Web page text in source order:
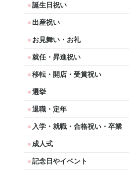
誕生日祝い
出産祝い
お見舞い・お礼
就任・昇進祝い
移転・開店・受賞祝い
選挙
退職・定年
入学・就職・合格祝い・卒業
成人式
記念日やイベント